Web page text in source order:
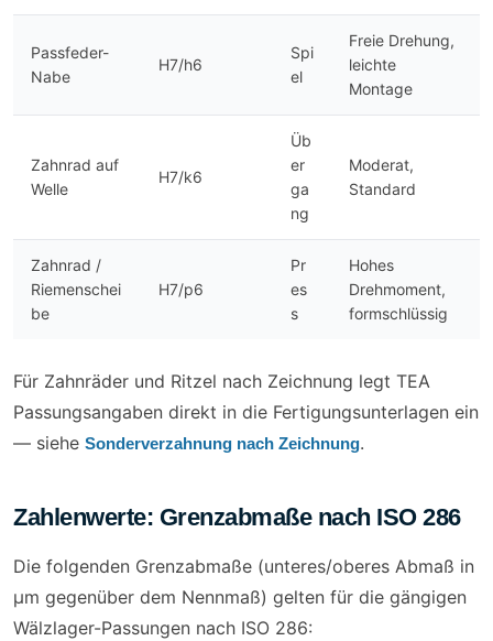
Passfeder-
Nabe
H7/h6
Spi
el
Freie Drehung,
leichte
Montage
Zahnrad auf
Welle
H7/k6
Üb
er
ga
ng
Moderat,
Standard
Zahnrad /
Riemenschei
be
H7/p6
Pr
es
s
Hohes
Drehmoment,
formschlüssig
Für Zahnräder und Ritzel nach Zeichnung legt TEA
Passungsangaben direkt in die Fertigungsunterlagen ein
— siehe Sonderverzahnung nach Zeichnung.
Zahlenwerte: Grenzabmaße nach ISO 286
Die folgenden Grenzabmaße (unteres/oberes Abmaß in
µm gegenüber dem Nennmaß) gelten für die gängigen
Wälzlager-Passungen nach ISO 286: